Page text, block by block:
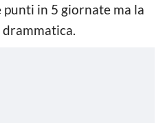
in 5 giornate ma la